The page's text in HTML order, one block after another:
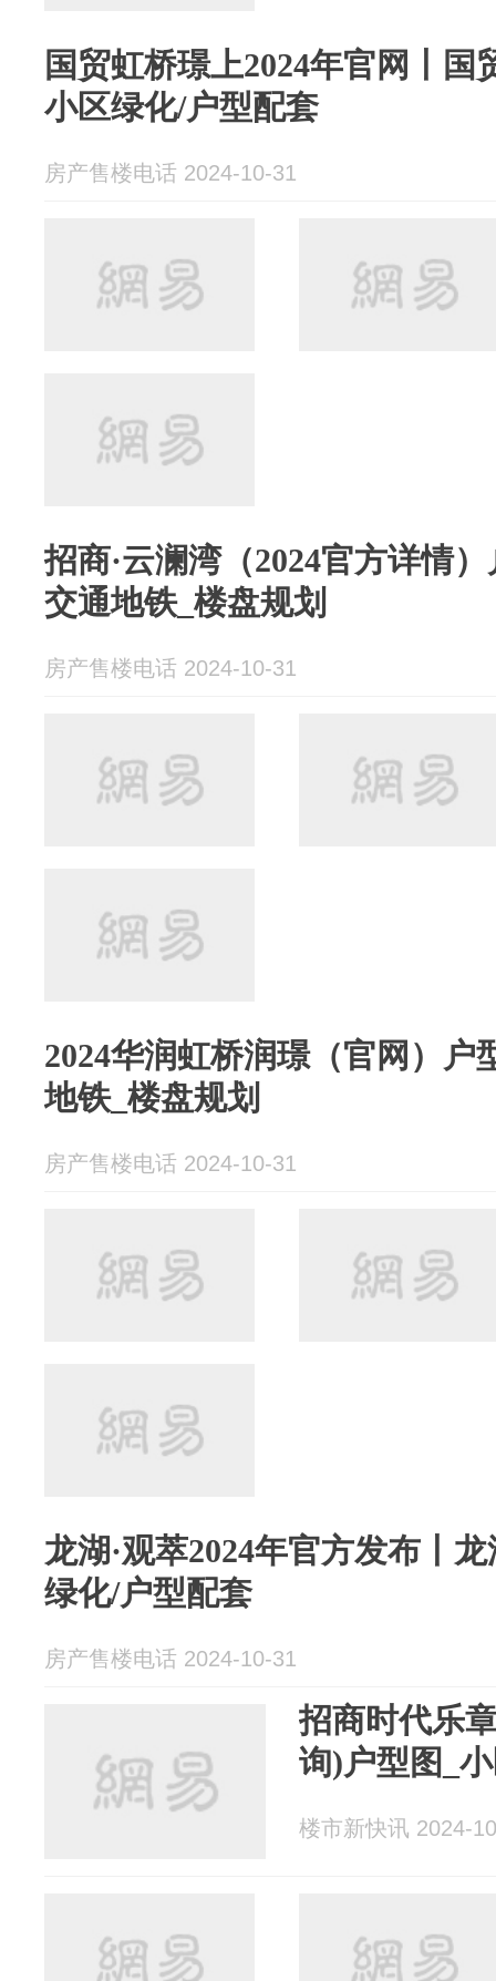
国贸虹桥璟上2024年官网丨国
小区绿化/户型配套
房产售楼电话 2024-10-31
招商·云澜湾（2024官方详情
交通地铁_楼盘规划
房产售楼电话 2024-10-31
2024华润虹桥润璟（官网）户
地铁_楼盘规划
房产售楼电话 2024-10-31
龙湖·观萃2024年官方发布丨
绿化/户型配套
房产售楼电话 2024-10-31
招商时代乐
询)户型图_
楼市新快讯 2024-